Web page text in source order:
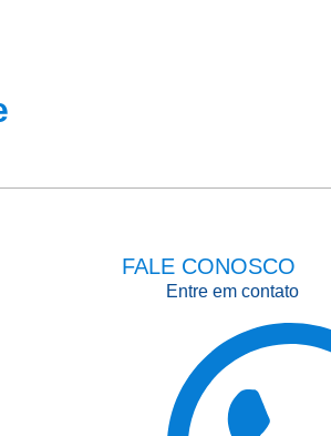
FALE CONOSCO
Entre em contato